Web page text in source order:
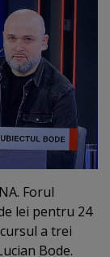
Forul
lei pentru 24
a trei
Bode.